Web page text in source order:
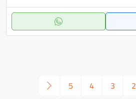
2
3
4
5